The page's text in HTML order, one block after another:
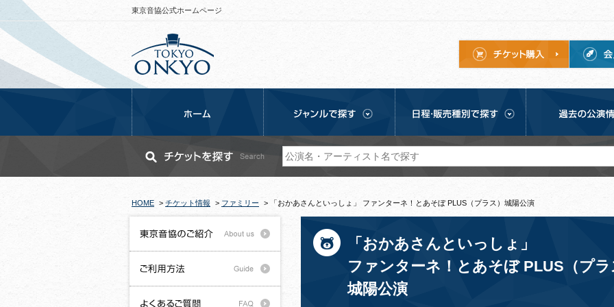
東京音協公式ホームページ
HOME > チケット情報 > ファミリー > 「おかあさんといっしょ」 ファンターネ！とあそぼ PLUS（プラス）城陽公演
「おかあさんといっしょ」
ファンターネ！とあそぼ PLUS（プラ
城陽公演